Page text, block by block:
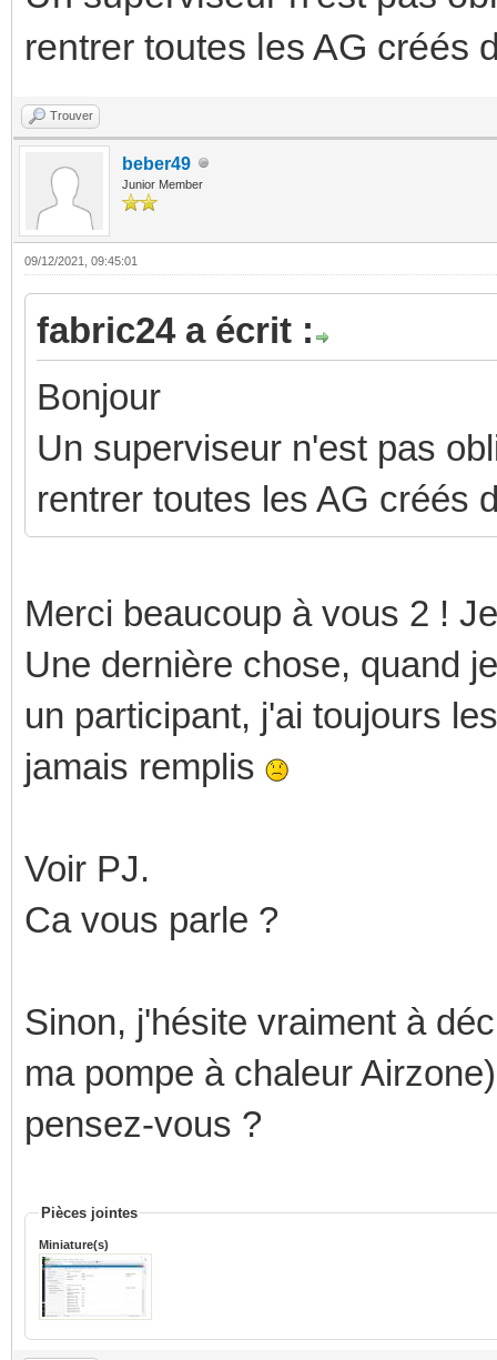
rentrer toutes les AG créés
Trouver
beber49
Junior Member
09/12/2021, 09:45:01
fabric24 a écrit :
Bonjour
Un superviseur n'est pas
rentrer toutes les AG créés
Merci beaucoup à vous 2 !
Une dernière chose, quand
un participant, j'ai toujours
jamais remplis
Voir PJ.
Ca vous parle ?
Sinon, j'hésite vraiment à
ma pompe à chaleur
pensez-vous ?
Pièces jointes
Miniature(s)